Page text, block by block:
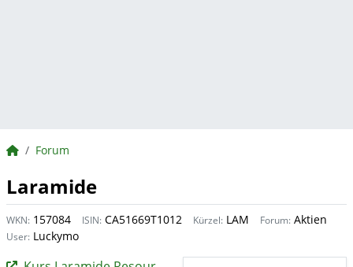
BörsenNEWS.de
Forum
Laramide
WKN: 157084 ISIN: CA51669T1012 Kürzel: LAM Forum: Aktien
User: Luckymo